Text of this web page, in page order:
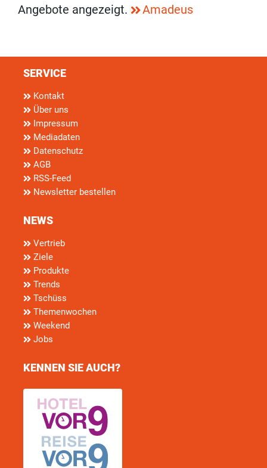
Angebote angezeigt.
Amadeus
SERVICE
Kontakt
Über uns
Impressum
Mediadaten
Datenschutz
AGB
RSS-Feed
Newsletter bestellen
NEWS
Vertrieb
Ziele
Produkte
Trends
Tschüss
Themenwochen
Weekend
Jobs
KENNEN SIE AUCH?